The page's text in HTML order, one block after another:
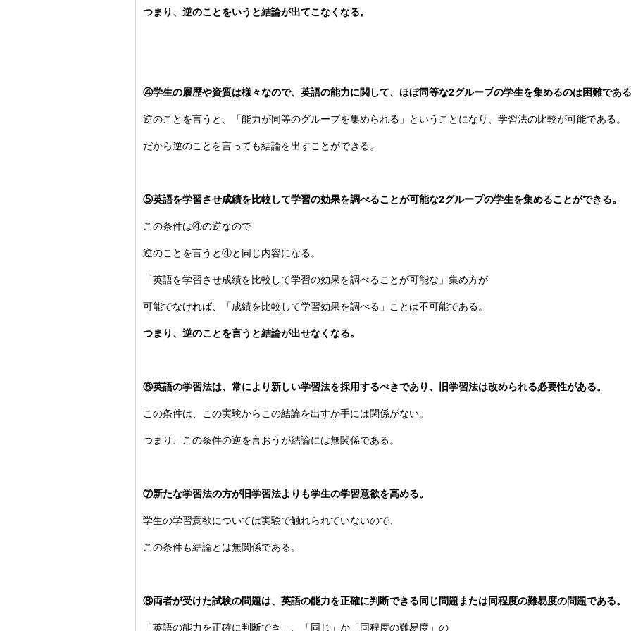
つまり、逆のことをいうと結論が出てこなくなる。
④学生の履歴や資質は様々なので、英語の能力に関して、ほぼ同等な2グループの学生を集めるのは困難であ
逆のことを言うと、「能力が同等のグループを集められる」ということになり、学習法の比較が可能である。
だから逆のことを言っても結論を出すことができる。
⑤英語を学習させ成績を比較して学習の効果を調べることが可能な2グループの学生を集めることができる。
この条件は④の逆なので
逆のことを言うと④と同じ内容になる。
「英語を学習させ成績を比較して学習の効果を調べることが可能な」集め方が
可能でなければ、「成績を比較して学習効果を調べる」ことは不可能である。
つまり、逆のことを言うと結論が出せなくなる。
⑥英語の学習法は、常により新しい学習法を採用するべきであり、旧学習法は改められる必要性がある。
この条件は、この実験からこの結論を出すか手には関係がない。
つまり、この条件の逆を言おうが結論には無関係である。
⑦新たな学習法の方が旧学習法よりも学生の学習意欲を高める。
学生の学習意欲については実験で触れられていないので、
この条件も結論とは無関係である。
⑧両者が受けた試験の問題は、英語の能力を正確に判断できる同じ問題または同程度の難易度の問題である。
「英語の能力を正確に判断でき」、「同じ」か「同程度の難易度」の